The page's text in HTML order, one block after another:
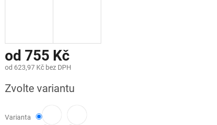
od 755 Kč
od 623,97 Kč bez DPH
cena:
Zvolte variantu
Varianta